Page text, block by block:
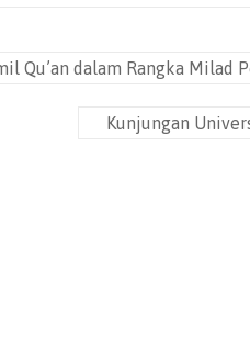
Qu’an dalam Rangka Milad
Kunjungan